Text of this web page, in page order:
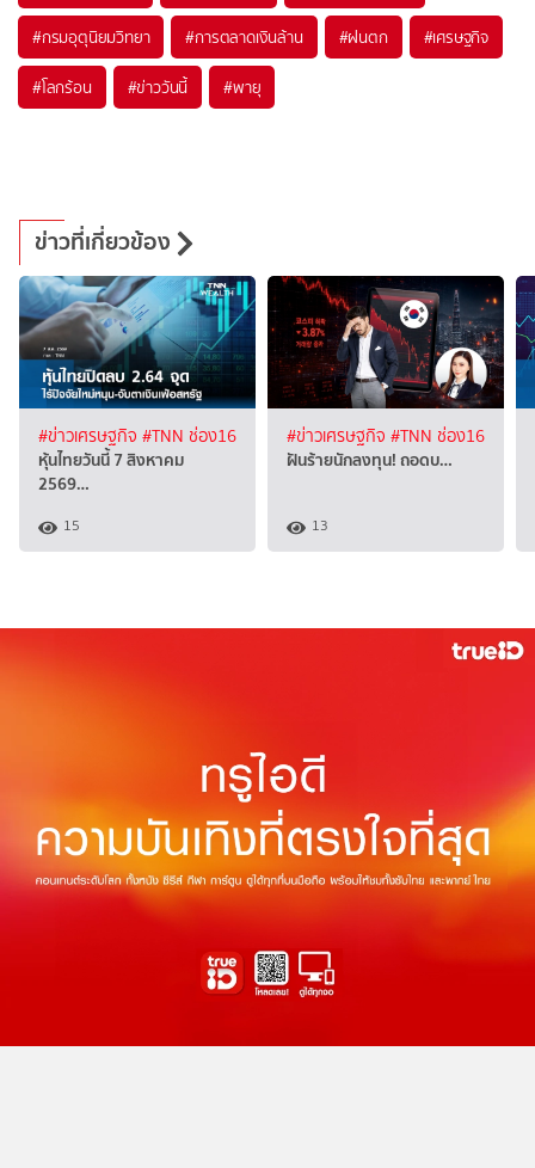
#กรมอุตุนิยมวิทยา #การตลาดเงินล้าน #ฝนตก #เศรษฐกิจ
#โลกร้อน #ข่าววันนี้ #พายุ
ข่าวที่เกี่ยวข้อง
#ข่าวเศรษฐกิจ #TNN ช่อง16
หุ้นไทยวันนี้ 7 สิงหาคม
2569…
15
#ข่าวเศรษฐกิจ #TNN ช่อง16
ฝันร้ายนักลงทุน! ถอดบ…
13